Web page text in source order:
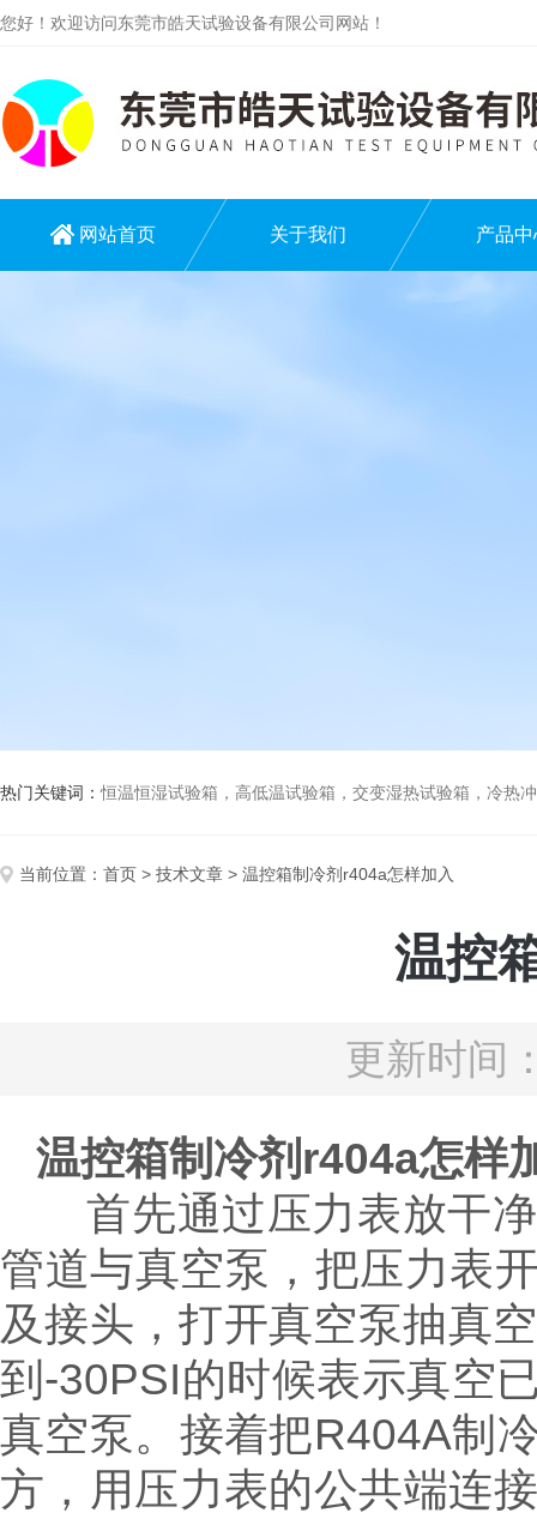
您好！欢迎访问东莞市皓天试验设备有限公司网站！
网站首页 关于我们 产品中
热门关键词：恒温恒湿试验箱，高低温试验箱，交变湿热试验箱，冷热冲击试验
当前位置： 首页 > 技术文章 > 温控箱制冷剂r404a怎样加入
温控
更新时间
温控箱制冷剂 r404a怎样
首先通过压力表放干
管道与真空泵，把压力表
及接头，打开真空泵抽真
到 -30PSI的时候表示真空
真空泵。接着把R404A制
方，用压力表的公共端连接